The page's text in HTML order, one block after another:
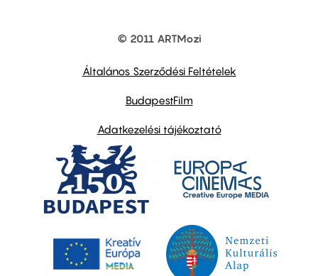
© 2011 ARTMozi
Általános Szerződési Feltételek
BudapestFilm
Adatkezelési tájékoztató